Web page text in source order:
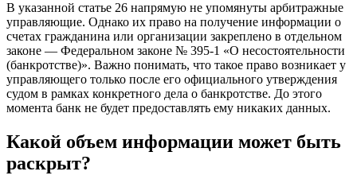
В указанной статье 26 напрямую не упомянуты арбитражные
управляющие. Однако их право на получение информации о
счетах гражданина или организации закреплено в отдельном
законе — Федеральном законе № 395-1 «О несостоятельности
(банкротстве)». Важно понимать, что такое право возникает у
управляющего только после его официального утверждения
судом в рамках конкретного дела о банкротстве. До этого
момента банк не будет предоставлять ему никаких данных.
Какой объем информации может быть
раскрыт?